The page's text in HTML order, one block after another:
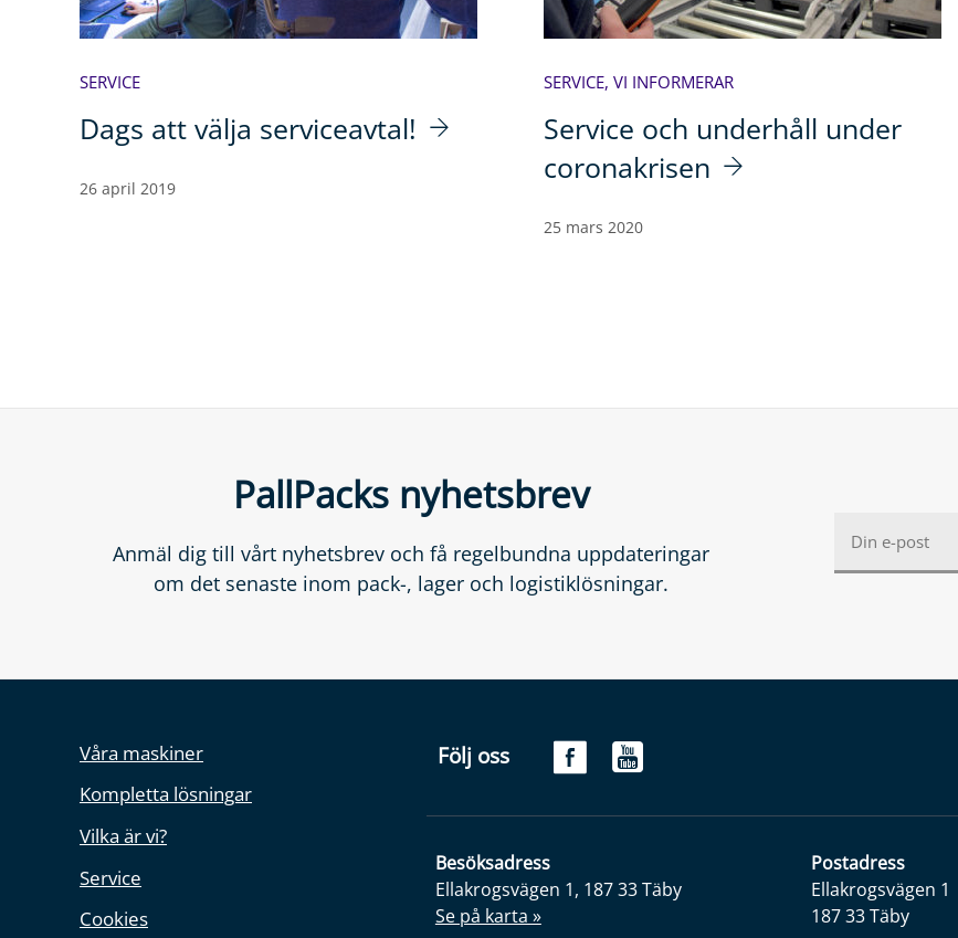
SERVICE
Dags att välja serviceavtal!
26 april 2019
SERVICE, VI INFORMERAR
Service och underhåll under
coronakrisen
25 mars 2020
PallPacks nyhetsbrev
Anmäl dig till vårt nyhetsbrev och få regelbundna uppdateringar
om det senaste inom pack-, lager och logistiklösningar.
Våra maskiner
Kompletta lösningar
Vilka är vi?
Service
Cookies
Följ oss
Besöksadress
Ellakrogsvägen 1, 187 33 Täby
Se på karta »
Postadress
Ellakrogsvägen 1
187 33 Täby